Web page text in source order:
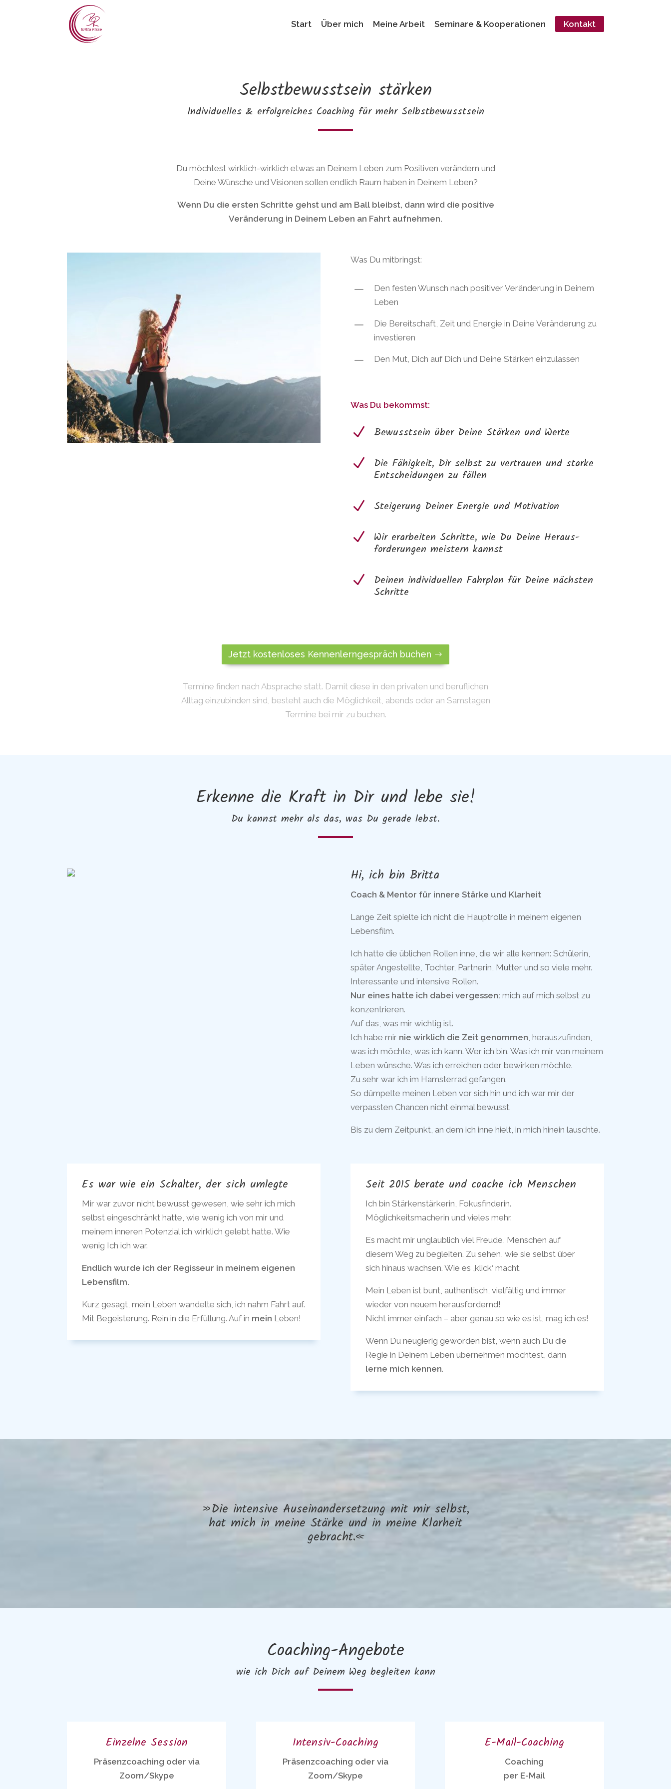
Start Über mich Meine Arbeit Seminare & Kooperationen Kontakt
Selbstbewusstsein stärken
Individuelles & erfolgreiches Coaching für mehr Selbstbewusstsein
Du möchtest wirklich-wirklich etwas an Deinem Leben zum Positiven verändern und
Deine Wünsche und Visionen sollen endlich Raum haben in Deinem Leben?
Wenn Du die ersten Schritte gehst und am Ball bleibst, dann wird die positive
Veränderung in Deinem Leben an Fahrt aufnehmen.
Was Du mitbringst:
K
Den festen Wunsch nach positiver Veränderung in Deinem
Leben
K
Die Bereitschaft, Zeit und Energie in Deine Veränderung zu
investieren
K Den Mut, Dich auf Dich und Deine Stärken einzulassen
Was Du bekommst:
N
Bewusstsein über Deine Stärken und Werte
N
Die Fähigkeit, Dir selbst zu vertrauen und starke
Entscheidungen zu fällen
N
Steigerung Deiner Energie und Motivation
N
Wir erarbeiten Schritte, wie Du Deine Heraus-
forderungen meistern kannst
N
Deinen individuellen Fahrplan für Deine nächsten
Schritte
Jetzt kostenloses Kennenlerngespräch buchen
Termine finden nach Absprache statt. Damit diese in den privaten und beruflichen
Alltag einzubinden sind, besteht auch die Möglichkeit, abends oder an Samstagen
Termine bei mir zu buchen.
Erkenne die Kraft in Dir und lebe sie!
Du kannst mehr als das, was Du gerade lebst.
Hi, ich bin Britta
Coach & Mentor für innere Stärke und Klarheit
Lange Zeit spielte ich nicht die Hauptrolle in meinem eigenen
Lebensfilm.
Ich hatte die üblichen Rollen inne, die wir alle kennen: Schülerin,
später Angestellte, Tochter, Partnerin, Mutter und so viele mehr.
Interessante und intensive Rollen.
Nur eines hatte ich dabei vergessen: mich auf mich selbst zu
konzentrieren.
Auf das, was mir wichtig ist.
Ich habe mir nie wirklich die Zeit genommen, herauszufinden,
was ich möchte, was ich kann. Wer ich bin. Was ich mir von meinem
Leben wünsche. Was ich erreichen oder bewirken möchte.
Zu sehr war ich im Hamsterrad gefangen.
So dümpelte meinen Leben vor sich hin und ich war mir der
verpassten Chancen nicht einmal bewusst.
Bis zu dem Zeitpunkt, an dem ich inne hielt, in mich hinein lauschte.
Es war wie ein Schalter, der sich umlegte
Mir war zuvor nicht bewusst gewesen, wie sehr ich mich
selbst eingeschränkt hatte, wie wenig ich von mir und
meinem inneren Potenzial ich wirklich gelebt hatte. Wie
wenig Ich ich war.
Endlich wurde ich der Regisseur in meinem eigenen
Lebensfilm.
Kurz gesagt, mein Leben wandelte sich, ich nahm Fahrt auf.
Mit Begeisterung. Rein in die Erfüllung. Auf in mein Leben!
Seit 2015 berate und coache ich Menschen
Ich bin Stärkenstärkerin, Fokusfinderin.
Möglichkeitsmacherin und vieles mehr.
Es macht mir unglaublich viel Freude, Menschen auf
diesem Weg zu begleiten. Zu sehen, wie sie selbst über
sich hinaus wachsen. Wie es ‚klick‘ macht.
Mein Leben ist bunt, authentisch, vielfältig und immer
wieder von neuem herausfordernd!
Nicht immer einfach – aber genau so wie es ist, mag ich es!
Wenn Du neugierig geworden bist, wenn auch Du die
Regie in Deinem Leben übernehmen möchtest, dann
lerne mich kennen.
»Die intensive Auseinandersetzung mit mir selbst,
hat mich in meine Stärke und in meine Klarheit
gebracht.«
Coaching-Angebote
wie ich Dich auf Deinem Weg begleiten kann
Einzelne Session
Präsenzcoaching oder via
Zoom/Skype
Intensiv-Coaching
Präsenzcoaching oder via
Zoom/Skype
E-Mail-Coaching
Coaching
per E-Mail